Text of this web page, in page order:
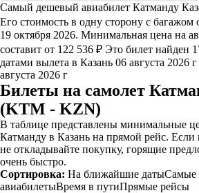
Самый дешевый авиабилет Катманду
Его стоимость в одну сторону с багажом
19 октября 2026. Минимальная цена на
составит от 122 536 ₽ Это билет найден
датами вылета в Казань 06 августа 2026
августа 2026 г
Билеты на самолет
(KTM - KZN)
В таблице представлены минимальные
Катманду в Казань на прямой рейс.
не откладывайте покупку, горящие
очень быстро.
Сортировка: На ближайшие датыСамые
авиабилетыВремя в путиПрямые рейсы